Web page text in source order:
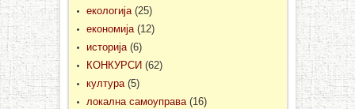
екологија(25)
економија(12)
историја(6)
КОНКУРСИ (62)
култура(5)
локална самоуправа(16)